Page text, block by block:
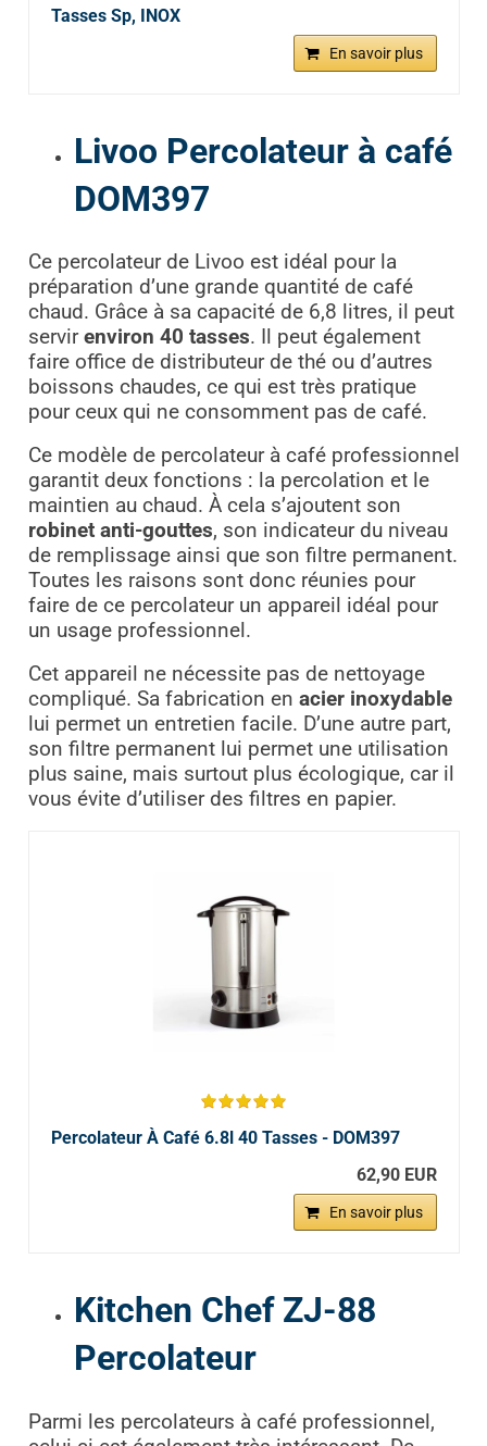
Tasses Sp, INOX
En savoir plus
Livoo Percolateur à café
DOM397
Ce percolateur de Livoo est idéal pour la
préparation d’une grande quantité de café
chaud. Grâce à sa capacité de 6,8 litres, il peut
servirenviron 40 tasses. Il peut également
faire office de distributeur de thé ou d’autres
boissons chaudes, ce qui est très pratique
pour ceux qui ne consomment pas de café.
Ce modèle de percolateur à café professionnel
garantit deux fonctions : la percolation et le
maintien au chaud. À cela s’ajoutent son
robinet anti-gouttes, son indicateur du niveau
de remplissage ainsi que son filtre permanent.
Toutes les raisons sont donc réunies pour
faire de ce percolateur un appareil idéal pour
un usage professionnel.
Cet appareil ne nécessite pas de nettoyage
compliqué. Sa fabrication en acier inoxydable
lui permet un entretien facile. D’une autre part,
son filtre permanent lui permet une utilisation
plus saine, mais surtout plus écologique, car il
vous évite d’utiliser des filtres en papier.
Percolateur À Café 6.8l 40 Tasses - DOM397
62,90 EUR
En savoir plus
Kitchen Chef ZJ-88
Percolateur
Parmi les percolateurs à café professionnel,